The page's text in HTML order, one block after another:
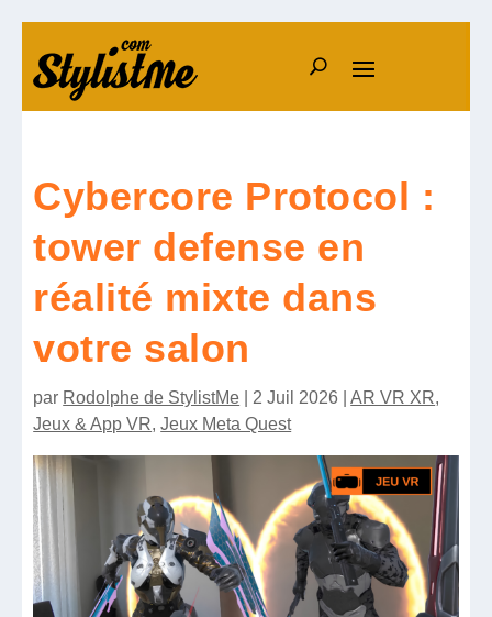
Cybercore Protocol :
tower defense en
réalité mixte dans
votre salon
par Rodolphe de StylistMe 2 Juil 2026 |AR VR XR,
Jeux & App VR,Jeux Meta Quest